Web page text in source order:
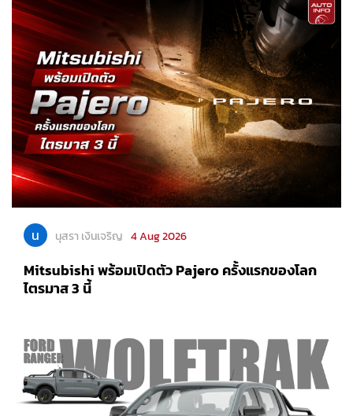
น นุสรา เงินเจริญ 4 Aug 2026
Mitsubishi พร้อมเปิดตัว Pajero ครั้งแรกของโลก
ไตรมาส 3 นี้